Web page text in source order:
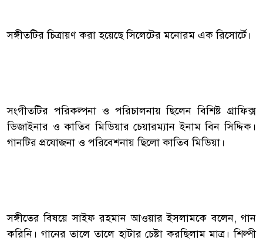
সঙ্গীতটির চিত্রায়ণ করা হয়েছে সিলেটের মনোরম এক রিসোর্টে।
সংগীতটির পরিকল্পনা ও পরিচালনায় ছিলেন বিশিষ্ট গ্রাফিক্স
ডিজাইনার ও কাতিব মিডিয়ার চেয়ারম্যান ইনাম বিন সিদ্দিক।
গানটির প্রযোজনা ও পরিবেশনায় ছিলো কাতিব মিডিয়া।
সঙ্গীতের বিষয়ে সাইফ রহমান আওয়ার ইসলামকে বলেন, গান
করিনি। গানের তালে তালে হাটার চেষ্টা করছিলাম মাত্র। শিল্পী